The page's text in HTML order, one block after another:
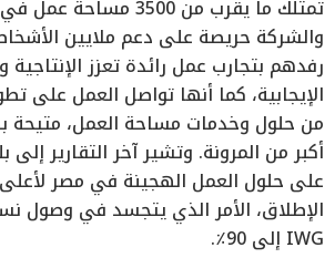
والشركة حريصة على دعم ملايين
رفدهم بتجارب عمل رائدة تعزز الإنتاجية
الإيجابية، كما أنها تواصل العمل على
من حلول وخدمات مساحة العمل، متيحة
أكبر من المرونة. وتشير آخر التقارير إلى
على حلول العمل الهجينة في مصر
الإطلاق، الأمر الذي يتجسد في وصول
IWG إلى 90٪.